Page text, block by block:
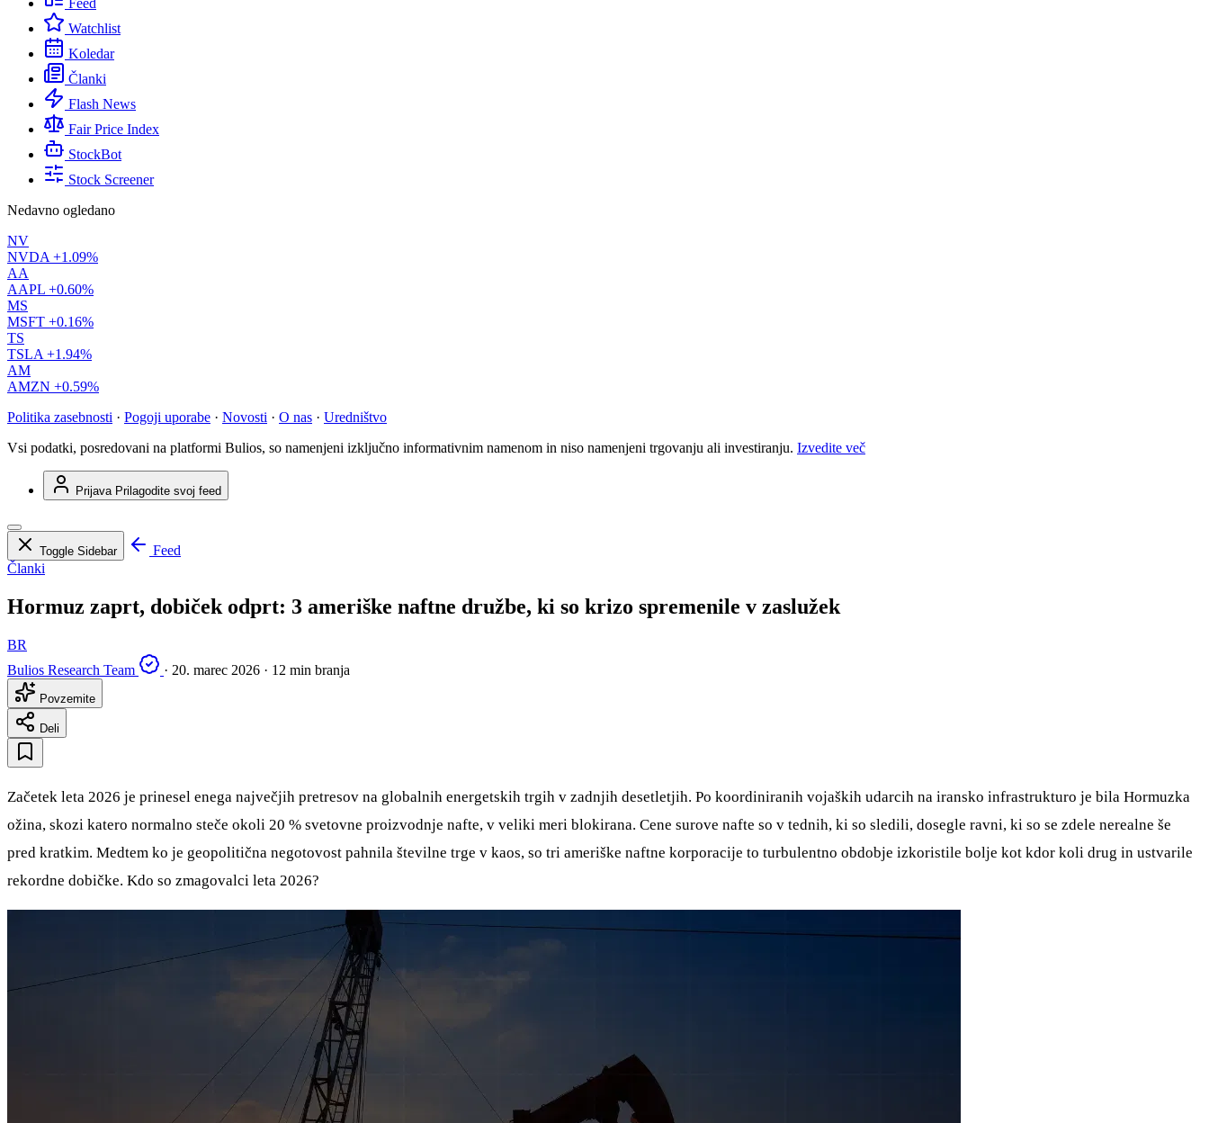
Feed
Watchlist
Koledar
Članki
Flash News
Fair Price Index
StockBot
Stock Screener
Nedavno ogledano
NV
NVDA +1.09%
AA
AAPL +0.60%
MS
MSFT +0.16%
TS
TSLA +1.94%
AM
AMZN +0.59%
Politika zasebnosti · Pogoji uporabe · Novosti · O nas · Uredništvo
Vsi podatki, posredovani na platformi Bulios, so namenjeni izključno informativnim namenom in niso namenjeni trgovanju ali investiranju. Izvedite več
Prijava Prilagodite svoj feed
Toggle Sidebar
Feed
Članki
Hormuz zaprt, dobiček odprt: 3 ameriške naftne družbe, ki so krizo spremenile v zaslužek
BR
Bulios Research Team
· 20. marec 2026 · 12 min branja
Povzemite
Deli
Začetek leta 2026 je prinesel enega največjih pretresov na globalnih energetskih trgih v zadnjih desetletjih. Po koordiniranih vojaških udarcih na iransko infrastrukturo je bila Hormuzka
ožina, skozi katero normalno steče okoli 20 % svetovne proizvodnje nafte, v veliki meri blokirana. Cene surove nafte so v tednih, ki so sledili, dosegle ravni, ki so se zdele nerealne še
pred kratkim. Medtem ko je geopolitična negotovost pahnila številne trge v kaos, so tri ameriške naftne korporacije to turbulentno obdobje izkoristile bolje kot kdor koli drug in ustvarile
rekordne dobičke. Kdo so zmagovalci leta 2026?